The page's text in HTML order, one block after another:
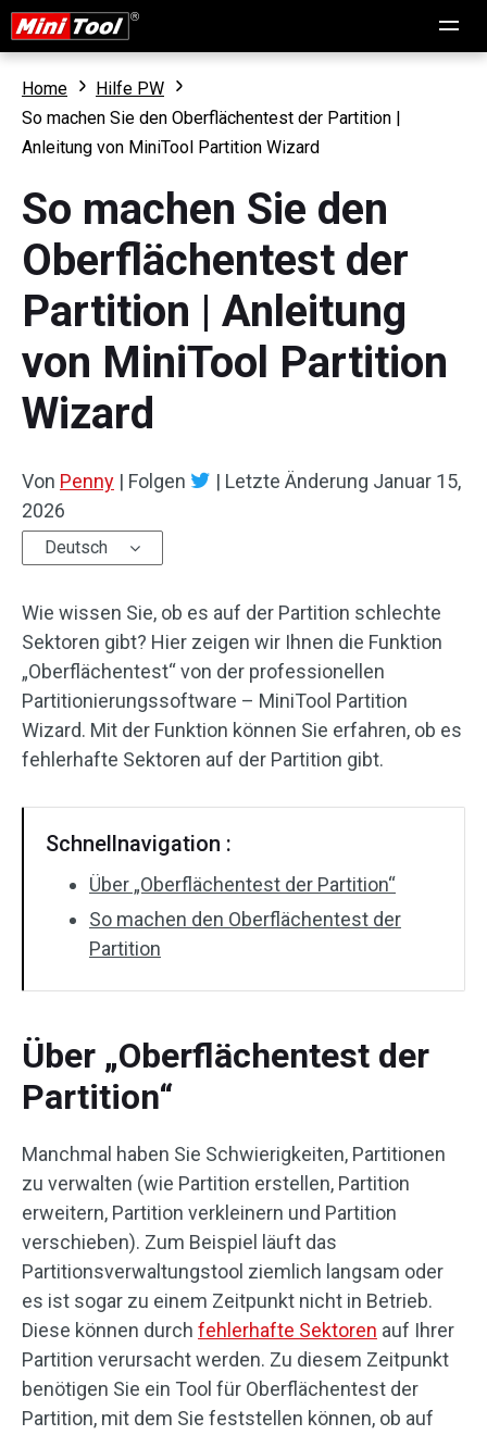
Home
Hilfe PW
So machen Sie den Oberflächentest der Partition |
Anleitung von MiniTool Partition Wizard
So machen Sie den
Oberflächentest der
Partition | Anleitung
von MiniTool Partition
Wizard
Von Penny | Folgen | Letzte Änderung Januar 15,
2026
Deutsch
Wie wissen Sie, ob es auf der Partition schlechte
Sektoren gibt? Hier zeigen wir Ihnen die Funktion
„Oberflächentest“ von der professionellen
Partitionierungssoftware – MiniTool Partition
Wizard. Mit der Funktion können Sie erfahren, ob es
fehlerhafte Sektoren auf der Partition gibt.
Schnellnavigation :
Über „Oberflächentest der Partition“
So machen den Oberflächentest der
Partition
Über „Oberflächentest der
Partition“
Manchmal haben Sie Schwierigkeiten, Partitionen
zu verwalten (wie Partition erstellen, Partition
erweitern, Partition verkleinern und Partition
verschieben). Zum Beispiel läuft das
Partitionsverwaltungstool ziemlich langsam oder
es ist sogar zu einem Zeitpunkt nicht in Betrieb.
Diese können durch fehlerhafte Sektoren auf Ihrer
Partition verursacht werden. Zu diesem Zeitpunkt
benötigen Sie ein Tool für Oberflächentest der
Partition, mit dem Sie feststellen können, ob auf